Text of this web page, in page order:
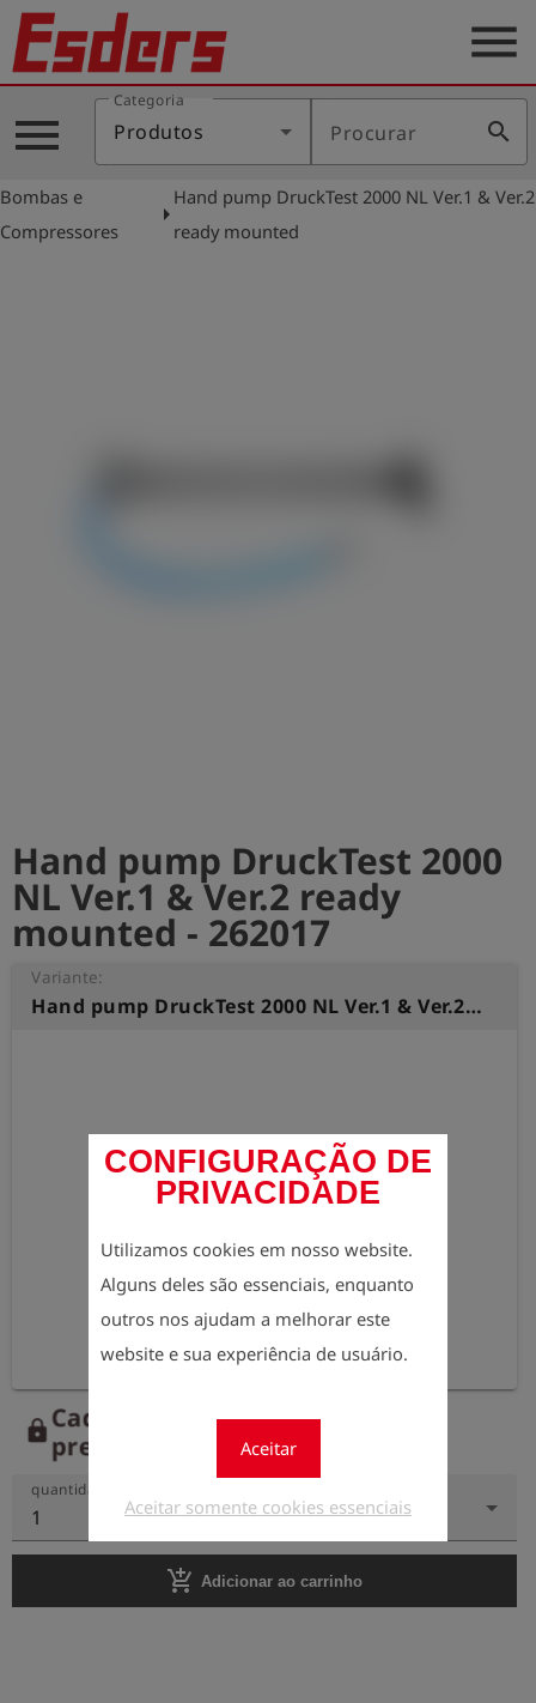
Produtos
account_circle Conecte-
CONFIGURAÇÃO DE
PRIVACIDADE
Utilizamos cookies em nosso website.
Alguns deles são essenciais, enquanto
outros nos ajudam a melhorar este
website e sua experiência de usuário.
Aceitar
Aceitar somente cookies essenciais
menu
menu
Categoria
Produtos Procurar search
Bombas e
Compressores
arrow_right
Hand pump DruckTest 2000 NL Ver.1 & Ver.2
ready mounted
Hand pump DruckTest 2000
NL Ver.1 & Ver.2 ready
mounted - 262017
Variante:
Hand pump DruckTest 2000 NL Ver.1 & Ver.2 ready mounted
lock Cadastre-se agora para ver os
preços.
quantidade
1
add_shopping_cart Adicionar ao carrinho